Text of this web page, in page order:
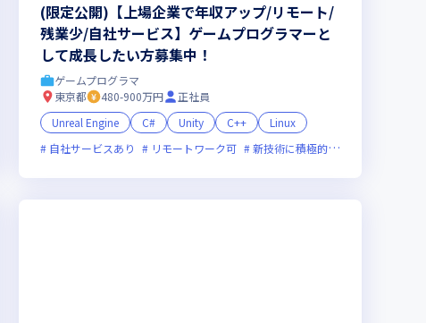
(限定公開)【上場企業で年収アップ/リモート/
残業少/自社サービス】ゲームプログラマーと
して成長したい方募集中！
ゲームプログラマ
東京都
480-900万円
正社員
Unreal Engine
C# Unity C++
Linux
自社サービスあり
リモートワーク可 新技術に積極的